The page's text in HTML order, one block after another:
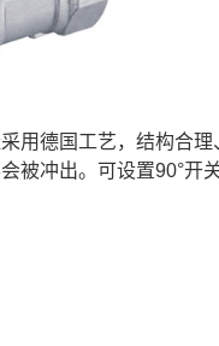
用德国工艺，结构合
被冲出。可设置90°开